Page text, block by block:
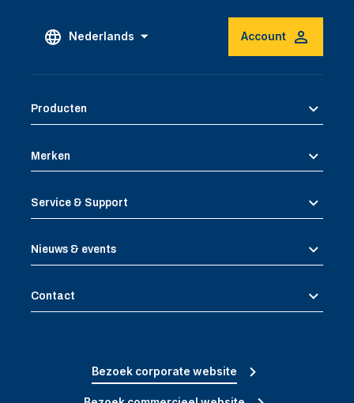
Nederlands Account
Producten
Merken
Service & Support
Nieuws & events
Contact
Bezoek corporate website